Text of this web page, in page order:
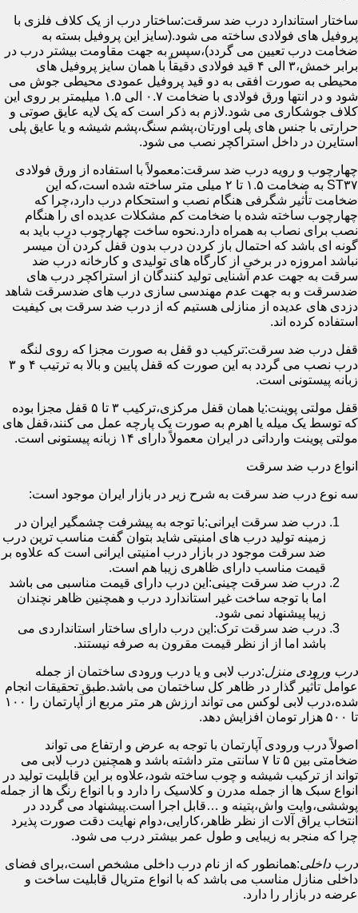
ساختار استاندارد درب ضد سرقت:ساختار درب از یک کلاف فلزی با
پروفیل های فولادی ساخته می شود.(سایز این پروفیل بسته به
ضخامت درب تعیین می گردد)،سپس به جهت مقاومت بیشتر درب در
برابر خمش،۳ الی ۴ قید فولادی دقیقاً با همان سایز پروفیل های
محیطی به صورت افقی به دو قید پروفیل عمودی محیطی جوش می
شود و در انتها ورق فولادی با ضخامت ۰.۷ الی ۱.۵ میلیمتر بر روی این
کلاف جوشکاری می شود.لازم به ذکر است که یک لایه عایق صوتی و
حرارتی با جنس های پلی اورتان،پشم سنگ،پشم شیشه و یا عایق پلی
استایرن در داخل استراکچر نصب می شود.
چهارچوب و رویه درب ضد سرقت:معمولاً با استفاده از ورق فولادی
ST۳۷ به ضخامت ۱.۵ تا ۲ میلی متر ساخته شده است،که این
ضخامت تأثیر شگرفی هنگام نصب و استحکام درب دارد،چرا که
چهارچوب ساخته شده با ضخامت کم مشکلات عدیده ای را هنگام
نصب برای نصاب به همراه دارد.نحوه ساخت چهارچوب درب باید به
گونه ای باشد که احتمال باز کردن درب بدون قفل کردن آن میسر
نباشد امروزه در برخی از کارگاه های تولیدی و کارخانه درب ضد
سرقت به جهت عدم آشنایی تولید کنندگان از استراکچر درب های
ضدسرقت و به جهت عدم مهندسی سازی درب های ضدسرقت شاهد
دزدی های عدیده از منازلی هستیم که از درب ضد سرقت بی کیفیت
استفاده کرده اند.
قفل درب ضد سرقت:ترکیب دو قفل به صورت مجزا که روی لنگه
درب نصب می گردد به این صورت که قفل پایین و بالا به ترتیب ۴ و ۳
زبانه پیستونی است.
قفل مولتی پوینت:یا همان قفل مرکزی،ترکیب ۳ تا ۵ قفل مجزا بوده
که توسط یک میله یا اهرم به صورت یک پارچه عمل می کنند،قفل های
مولتی پوینت وارداتی در ایران معمولاً دارای ۱۴ زبانه پیستونی است.
انواع درب ضد سرقت
سه نوع درب ضد سرقت به شرح زیر در بازار ایران موجود است:
درب ضد سرقت ایرانی:با توجه به پیشرفت چشمگیر ایران در
زمینه تولید درب های امنیتی شاید بتوان گفت مناسب ترین درب
ضد سرقت موجود در بازار درب امنیتی ایرانی است که علاوه بر
قیمت مناسب دارای ظاهری زیبا هم است.
درب ضد سرقت چینی:این درب دارای قیمت مناسبی می باشد
اما با توجه ساخت غیر استاندارد درب و همچنین ظاهر نچندان
زیبا پیشنهاد نمی شود.
درب ضد سرقت ترک:این درب دارای ساختار استانداردی می
باشد اما از از نظر قیمت مقرون به صرفه نیستند.
درب ورودی منزل:درب لابی و یا درب ورودی ساختمان از جمله
عوامل تأثیر گذار در ظاهر کل ساختمان می باشد.طبق تحقیقات انجام
شده،درب لابی لوکس می تواند ارزش هر متر مربع از آپارتمان را ۱۰۰
تا ۵۰۰ هزار تومان افزایش دهد.
اصولاً درب ورودی آپارتمان با توجه به عرض و ارتفاع می تواند
ضخامتی بین ۵ تا ۷ سانتی متر داشته باشد و همچنین درب لابی می
تواند از ترکیب شیشه و چوب ساخته شود،علاوه بر این قابلیت تولید در
انواع سبک ها از جمله مدرن و کلاسیک را دارد و با انواع رنگ ها از جمله
پوششی،وایت واش،پتینه و …قابل اجرا است.پیشنهاد می گردد در
انتخاب یراق آلات از نظر ظاهر،کارایی،دوام نهایت دقت صورت پذیرد
چرا که منجر به زیبایی و طول عمر بیشتر درب می شود.
درب داخلی:همانطور که از نام درب داخلی مشخص است،برای فضای
داخلی منازل مناسب می باشد که با انواع متریال قابلیت ساخت و
عرضه در بازار را دارد.